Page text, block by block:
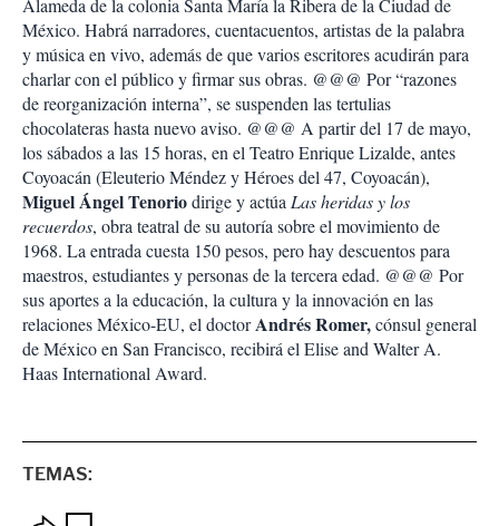
Alameda de la colonia Santa María la Ribera de la Ciudad de
México. Habrá narradores, cuentacuentos, artistas de la palabra
y música en vivo, además de que varios escritores acudirán para
charlar con el público y firmar sus obras. @@@ Por “razones
de reorganización interna”, se suspenden las tertulias
chocolateras hasta nuevo aviso. @@@ A partir del 17 de mayo,
los sábados a las 15 horas, en el Teatro Enrique Lizalde, antes
Coyoacán (Eleuterio Méndez y Héroes del 47, Coyoacán),
Miguel Ángel Tenoriodirige y actúa Las heridas y los
recuerdos, obra teatral de su autoría sobre el movimiento de
1968. La entrada cuesta 150 pesos, pero hay descuentos para
maestros, estudiantes y personas de la tercera edad. @@@ Por
sus aportes a la educación, la cultura y la innovación en las
relaciones México-EU, el doctorAndrés Romer,cónsul general
de México en San Francisco, recibirá el Elise and Walter A.
Haas International Award.
TEMAS: